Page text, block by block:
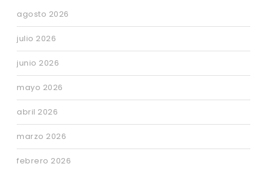
agosto 2026
julio 2026
junio 2026
mayo 2026
abril 2026
marzo 2026
febrero 2026